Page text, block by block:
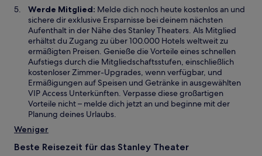
Werde Mitglied: Melde dich noch heute kostenlos an und
sichere dir exklusive Ersparnisse bei deinem nächsten
Aufenthalt in der Nähe des Stanley Theaters. Als Mitglied
erhältst du Zugang zu über 100.000 Hotels weltweit zu
ermäßigten Preisen. Genieße die Vorteile eines schnellen
Aufstiegs durch die Mitgliedschaftsstufen, einschließlich
kostenloser Zimmer-Upgrades, wenn verfügbar, und
Ermäßigungen auf Speisen und Getränke in ausgewählten
VIP Access Unterkünften. Verpasse diese großartigen
Vorteile nicht – melde dich jetzt an und beginne mit der
Planung deines Urlaubs.
Weniger
Beste Reisezeit für das Stanley Theater